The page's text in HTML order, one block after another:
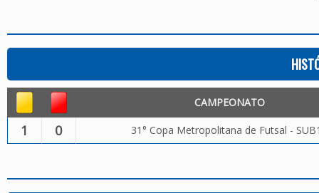
CAMPEONATO
1 0 31° Copa Metropolitana de Futsal -